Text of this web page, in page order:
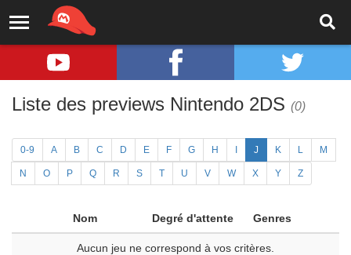
Liste des previews Nintendo 2DS (0)
0-9 A B C D E F G H J K L M
N O P Q R S T U V W X Y Z
Nom Degré d'attente Genres
Aucun jeu ne correspond à vos critères.